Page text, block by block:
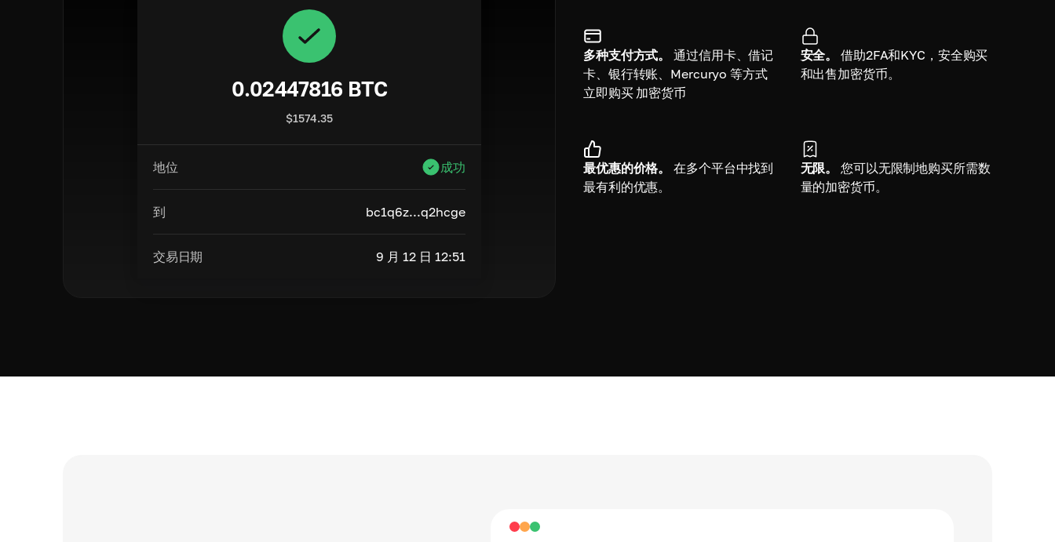
0.02447816 BTC
$1574.35
地位 成功
到 bc1q6z...q2hcge
交易日期 9 月 12 日 12:51
多种支付方式。
通过信用卡、借记
卡、银行转账、Mercuryo 等方式
立即购买 加密货币
安全。
借助2FA和KYC，安全购买
和出售加密货币。
最优惠的价格。
在多个平台中找到
最有利的优惠。
无限。
您可以无限制地购买所需数
量的加密货币。